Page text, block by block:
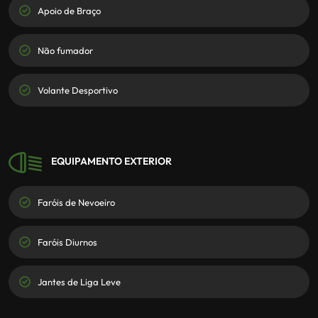
Cruise Control
Direcção Assistida
Apoio de Braço
Não fumador
Volante Desportivo
EQUIPAMENTO EXTERIOR
Faróis de Nevoeiro
Faróis Diurnos
Jantes de Liga Leve